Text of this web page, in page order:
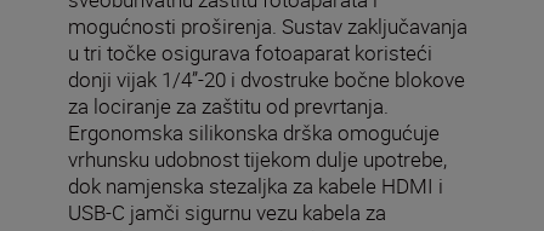
mogućnosti proširenja. Sustav zaključavanja
u tri točke osigurava fotoaparat koristeći
donji vijak 1/4”-20 i dvostruke bočne blokove
za lociranje za zaštitu od prevrtanja.
Ergonomska silikonska drška omogućuje
vrhunsku udobnost tijekom dulje upotrebe,
dok namjenska stezaljka za kabele HDMI i
USB-C jamči sigurnu vezu kabela za